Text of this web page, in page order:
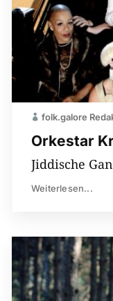
Orkestar
folk.galore
Jiddische
Weiterlesen...